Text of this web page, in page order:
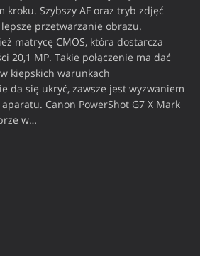
kroku. Szybszy AF oraz tryb zdjęć
przetwarzanie obrazu.
matrycę CMOS, która dostarcza
20,1 MP. Takie połączenie ma dać
kiepskich warunkach
da się ukryć, zawsze jest wyzwaniem
Canon PowerShot G7 X Mark
w…